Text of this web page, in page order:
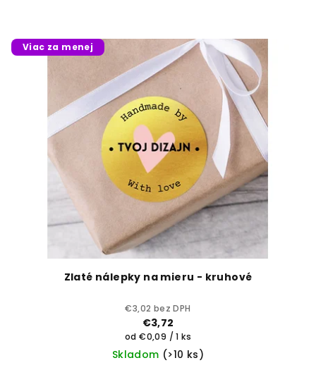
Viac za menej
Zlaté nálepky na mieru - kruhové
€3,02 bez DPH
€3,72
Jednotková
cena:
od €0,09 / 1 ks
Skladom (>10 ks)